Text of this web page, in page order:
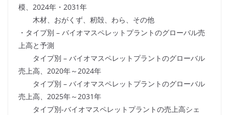
模、2024年・2031年
木材、おがくず、籾殻、わら、その他
・タイプ別 – バイオマスペレットプラントのグローバル売
上高と予測
タイプ別 – バイオマスペレットプラントのグローバル
売上高、2020年～2024年
タイプ別 – バイオマスペレットプラントのグローバル
売上高、2025年～2031年
タイプ別-バイオマスペレットプラントの売上高シェ